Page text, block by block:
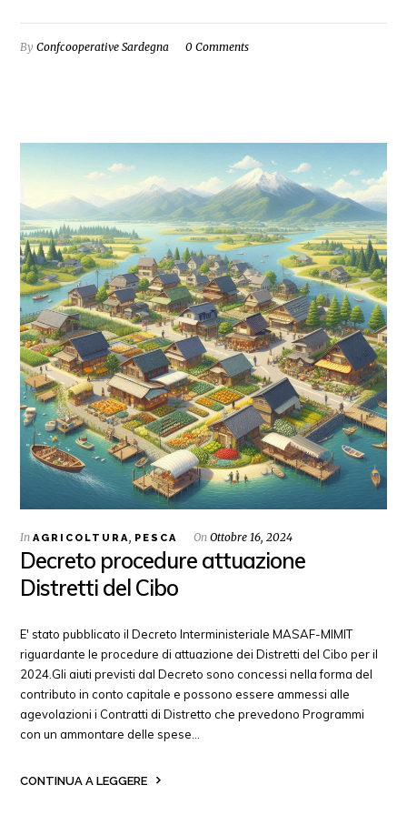
ByConfcooperative Sardegna 0 Comments
InAGRICOLTURA, PESCA OnOttobre 16, 2024
Decreto procedure attuazione
Distretti del Cibo
E' stato pubblicato il Decreto Interministeriale MASAF-MIMIT
riguardante le procedure di attuazione dei Distretti del Cibo per il
2024.Gli aiuti previsti dal Decreto sono concessi nella forma del
contributo in conto capitale e possono essere ammessi alle
agevolazioni i Contratti di Distretto che prevedono Programmi
con un ammontare delle spese…
CONTINUA A LEGGERE